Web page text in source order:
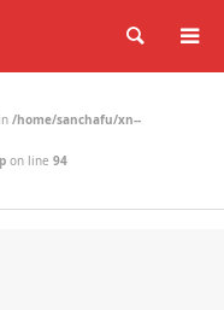
検索
/home/sanchafu/xn--
on line 94